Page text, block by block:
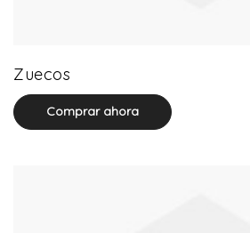
Zuecos
Comprar ahora